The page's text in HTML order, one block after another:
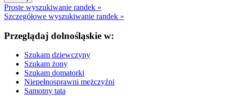
Proste wyszukiwanie randek »
Szczegółowe wyszukiwanie randek »
Przeglądaj dolnośląskie w:
Szukam dziewczyny
Szukam żony
Szukam domatorki
Niepełnosprawni mężczyźni
Samotny tata